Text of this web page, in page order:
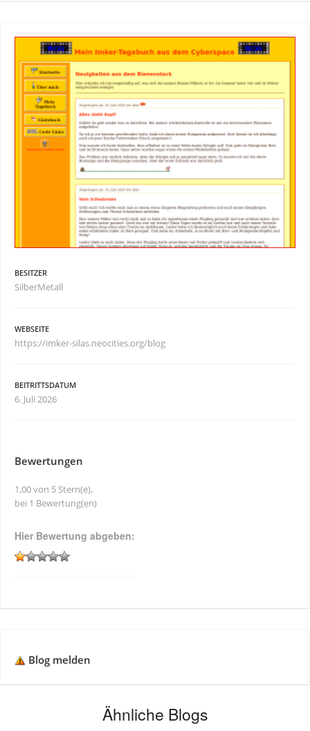
BESITZER
SilberMetall
WEBSEITE
https://imker-silas.neocities.org/blog
BEITRITTSDATUM
6. Juli 2026
Bewertungen
1,00 von 5 Stern(e),
bei 1 Bewertung(en)
Hier Bewertung abgeben:
Blog melden
Ähnliche Blogs